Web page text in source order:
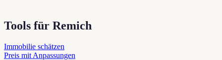
Tools für Remich
Immobilie schätzen
Preis mit Anpassungen